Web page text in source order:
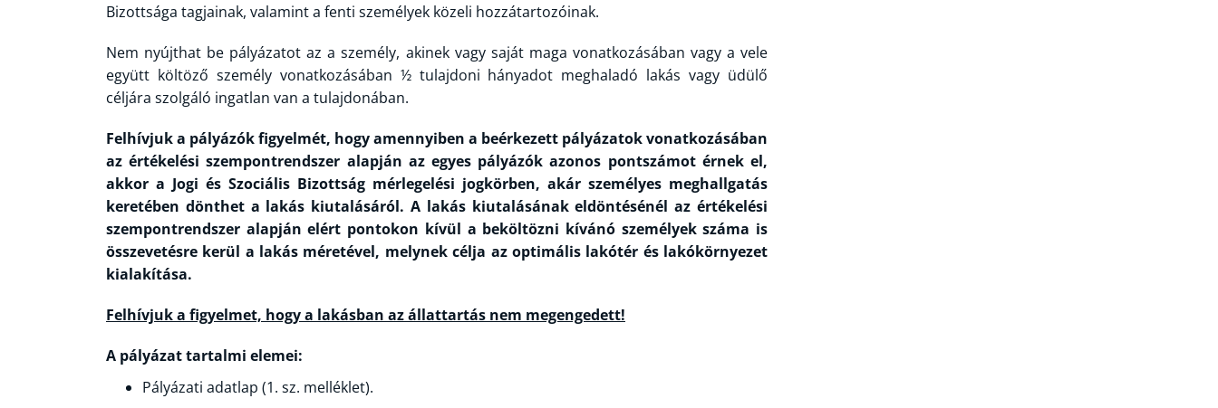
Bizottsága tagjainak, valamint a fenti személyek közeli hozzátartozóinak.
Nem nyújthat be pályázatot az a személy, akinek vagy saját maga vonatkozásában vagy a vele
együtt költöző személy vonatkozásában ½ tulajdoni hányadot meghaladó lakás vagy üdülő
céljára szolgáló ingatlan van a tulajdonában.
Felhívjuk a pályázók figyelmét, hogy amennyiben a beérkezett pályázatok vonatkozásában
az értékelési szempontrendszer alapján az egyes pályázók azonos pontszámot érnek el,
akkor a Jogi és Szociális Bizottság mérlegelési jogkörben, akár személyes meghallgatás
keretében dönthet a lakás kiutalásáról. A lakás kiutalásának eldöntésénél az értékelési
szempontrendszer alapján elért pontokon kívül a beköltözni kívánó személyek száma is
összevetésre kerül a lakás méretével, melynek célja az optimális lakótér és lakókörnyezet
kialakítása.
Felhívjuk a figyelmet, hogy a lakásban az állattartás nem megengedett!
A pályázat tartalmi elemei:
Pályázati adatlap (1. sz. melléklet).